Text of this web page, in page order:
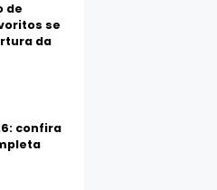
de
se
da
confira